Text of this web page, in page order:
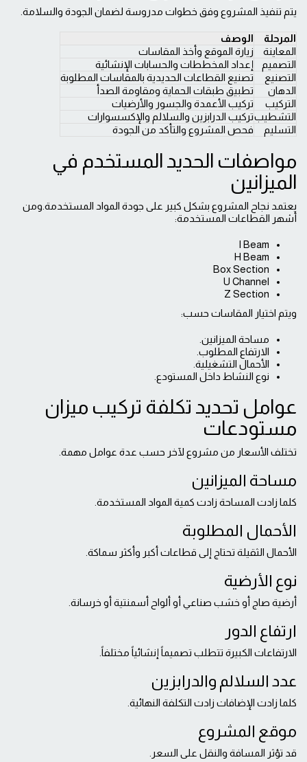
يتم تنفيذ المشروع وفق خطوات مدروسة لضمان الجودة والسلامة.
المرحلة
الوصف
المعاينة
زيارة الموقع وأخذ المقاسات
التصميم
إعداد المخططات والحسابات الإنشائية
التصنيع
تصنيع القطاعات الحديدية بالمقاسات المطلوبة
الدهان
تطبيق طبقات الحماية ومقاومة الصدأ
التركيب
تركيب الأعمدة والجسور والأرضيات
التشطيبتركيب الدرابزين والسلالم والإكسسوارات
التسليم
فحص المشروع والتأكد من الجودة
مواصفات الحديد المستخدم في
الميزانين
يعتمد نجاح المشروع بشكل كبير على جودة المواد المستخدمة.ومن
أشهر القطاعات المستخدمة:
I Beam
H Beam
Box Section
U Channel
Z Section
ويتم اختيار المقاسات حسب:
مساحة الميزانين.
الارتفاع المطلوب.
الأحمال التشغيلية.
نوع النشاط داخل المستودع.
عوامل تحديد تكلفة تركيب ميزان
مستودعات
تختلف الأسعار من مشروع لآخر حسب عدة عوامل مهمة.
مساحة الميزانين
كلما زادت المساحة زادت كمية المواد المستخدمة.
الأحمال المطلوبة
الأحمال الثقيلة تحتاج إلى قطاعات أكبر وأكثر سماكة.
نوع الأرضية
أرضية صاج أو خشب صناعي أو ألواح أسمنتية أو خرسانة.
ارتفاع الدور
الارتفاعات الكبيرة تتطلب تصميماً إنشائياً مختلفاً.
عدد السلالم والدرابزين
كلما زادت الإضافات زادت التكلفة النهائية.
موقع المشروع
قد تؤثر المسافة والنقل على السعر.